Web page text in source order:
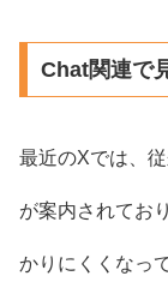
Chat関連で
最近のXでは、
が案内されてお
かりにくくなっ